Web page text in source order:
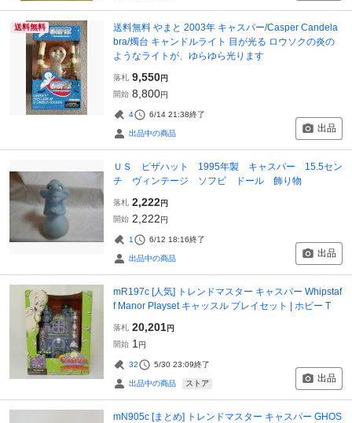
送料無料
送料無料 やまと 2003年 キャスパー/Casper Candela
bra/燭台 キャンドルライト 目が光る ロウソクの炎の
ようなライトが、ゆらゆら光ります
落札 9,550円
開始 8,800円
4 6/14 21:38終了
出品中の商品 出品
ＵＳ ピザハット 1995年製 キャスパー 15.5セン
チ ヴィンテージ ソフビ ドール 飾り物
落札 2,222円
開始 2,222円
1 6/12 18:16終了
出品中の商品 出品
mR197c [人気] トレンドマスター キャスパー Whipstaf
f Manor Playset キャッスル プレイセット | ホビー T
落札 20,201円
開始 1 円
32 5/30 23:09終了
出品中の商品 ストア 出品
mN905c [まとめ] トレンドマスター キャスパー GHOS